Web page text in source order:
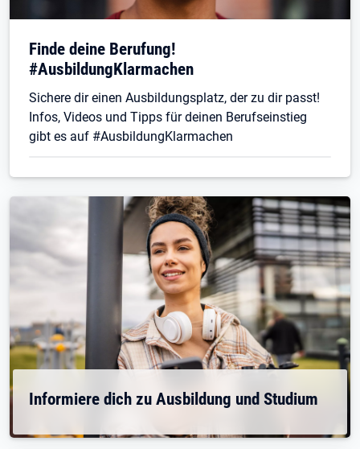
Finde deine Berufung!
#AusbildungKlarmachen
Sichere dir einen Ausbildungsplatz, der zu dir passt!
Infos, Videos und Tipps für deinen Berufseinstieg
gibt es auf #AusbildungKlarmachen
Informiere dich zu Ausbildung und Studium